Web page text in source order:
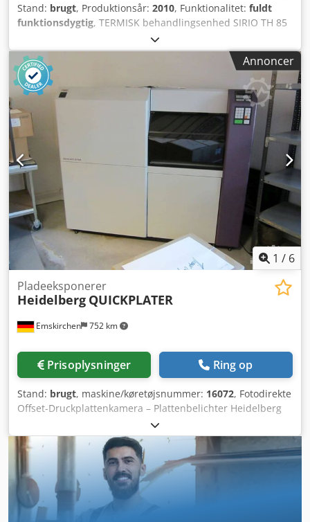
Stand: brugt, Produktionsår: 2010, Funktionalitet: fuldt
funktionsdygtig, TERMISK behandlingsenhed SIRIO TH 85
med indgangsbro til tilslutning i række sammen med CTP-
systemet. MASKINEN ER KLAR TIL BRUG. Chsdpszquq Ajfx
Acmea
Annoncer
1 / 6
Emskirchen 752 km
Pladeeksponerer
Heidelberg QUICKPLATER
Prisoplysninger Ring op
Stand: brugt, maskine/køretøjsnummer: 16072, Fotodirekte
Offset-Druckplattenkamera – Plattenbelichter Heidelberg
QUICKPLATER 40 Folienstärke: 0,1 – 0,2 mm
Folienstanzfunktion (nur Langformat): Heidelberg
Quickmaster 46, d. h. zwei U-förmige Löcher mit einem
Abstand von 220 mm, symmetrisch zur Mitte der
Folienvorderkante Folienformate: Querformat, max.: 404 x
510 mm Langformat, max.: 350 x 510 mm Querformat,
min.: 222 x 250 mm Vorlagenformat, max.: Bei